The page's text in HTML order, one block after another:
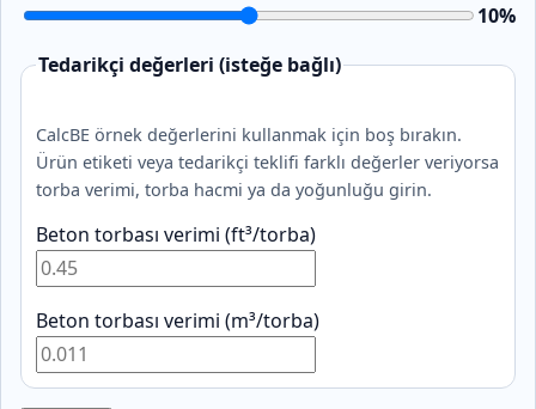
10%
Tedarikçi değerleri (isteğe bağlı)
CalcBE örnek değerlerini kullanmak için boş bırakın.
Ürün etiketi veya tedarikçi teklifi farklı değerler veriyorsa
torba verimi, torba hacmi ya da yoğunluğu girin.
Beton torbası verimi (ft³/torba)
Beton torbası verimi (m³/torba)